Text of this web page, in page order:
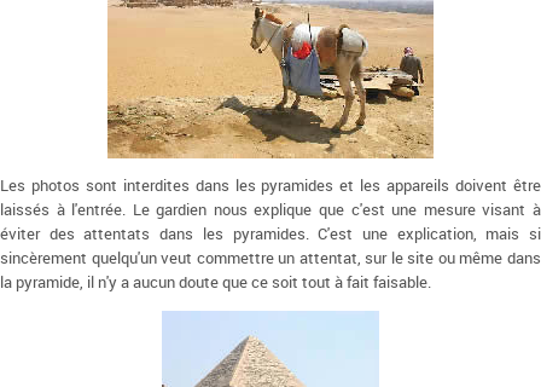
Les photos sont interdites dans les pyramides et les appareils doivent être
laissés à l'entrée. Le gardien nous explique que c'est une mesure visant à
éviter des attentats dans les pyramides. C'est une explication, mais si
sincèrement quelqu'un veut commettre un attentat, sur le site ou même dans
la pyramide, il n'y a aucun doute que ce soit tout à fait faisable.